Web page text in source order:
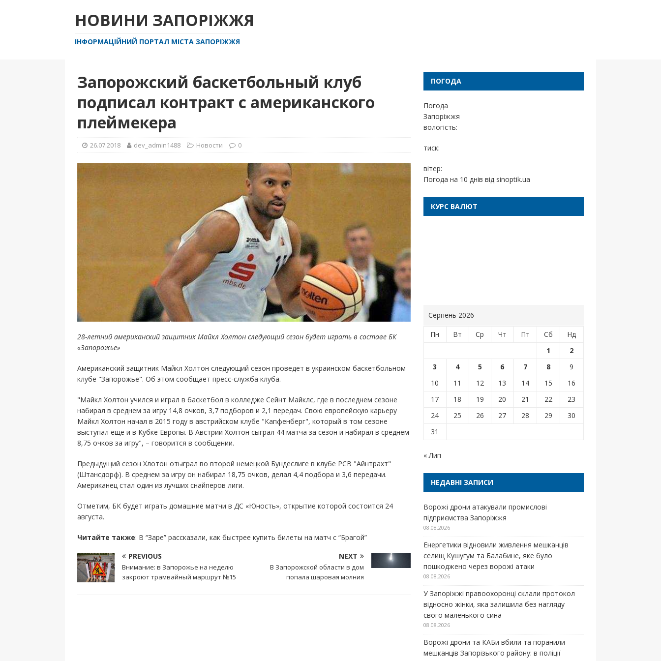
НОВИНИ ЗАПОРІЖЖЯ
ІНФОРМАЦІЙНИЙ ПОРТАЛ МІСТА ЗАПОРІЖЖЯ
Запорожский баскетбольный клуб
подписал контракт с американского
плеймекера
26.07.2018 dev_admin1488 Новости 0
28-летний американский защитник Майкл Холтон следующий сезон будет играть в составе БК
«Запорожье»
Американский защитник Майкл Холтон следующий сезон проведет в украинском баскетбольном
клубе "Запорожье". Об этом сообщает пресс-служба клуба.
"Майкл Холтон учился и играл в баскетбол в колледже Сейнт Майклс, где в последнем сезоне
набирал в среднем за игру 14,8 очков, 3,7 подборов и 2,1 передач. Свою европейскую карьеру
Майкл Холтон начал в 2015 году в австрийском клубе "Капфенберг", который в том сезоне
выступал еще и в Кубке Европы. В Австрии Холтон сыграл 44 матча за сезон и набирал в среднем
8,75 очков за игру", – говорится в сообщении.
Предыдущий сезон Хлотон отыграл во второй немецкой Бундеслиге в клубе РСВ "Айнтрахт"
(Штансдорф). В среднем за игру он набирал 18,75 очков, делал 4,4 подбора и 3,6 передачи.
Американец стал один из лучших снайперов лиги.
Отметим, БК будет играть домашние матчи в ДС «Юность», открытие которой состоится 24
августа.
Читайте также: В “Заре” рассказали, как быстрее купить билеты на матч с “Брагой”
PREVIOUS
Внимание: в Запорожье на неделю
закроют трамвайный маршрут №15
NEXT
В Запорожской области в дом
попала шаровая молния
ПОГОДА
Погода
Запоріжжя
вологість:
тиск:
вітер:
Погода на 10 днів від sinoptik.ua
КУРС ВАЛЮТ
Серпень 2026
Пн Вт Ср Чт Пт Сб
Нд
1
2
3
4 5 6 7 8
9
10
11 12 13 14 15
16
17
18 19 20 21 22
23
24
25 26 27 28 29
30
31
« Лип
НЕДАВНІ ЗАПИСИ
Ворожі дрони атакували промислові
підприємства Запоріжжя
08.08.2026
Енергетики відновили живлення мешканців
селищ Кушугум та Балабине, яке було
пошкоджено через ворожі атаки
08.08.2026
У Запоріжжі правоохоронці склали протокол
відносно жінки, яка залишила без нагляду
свого маленького сина
08.08.2026
Ворожі дрони та КАБи вбили та поранили
мешканців Запорізького району: в поліції